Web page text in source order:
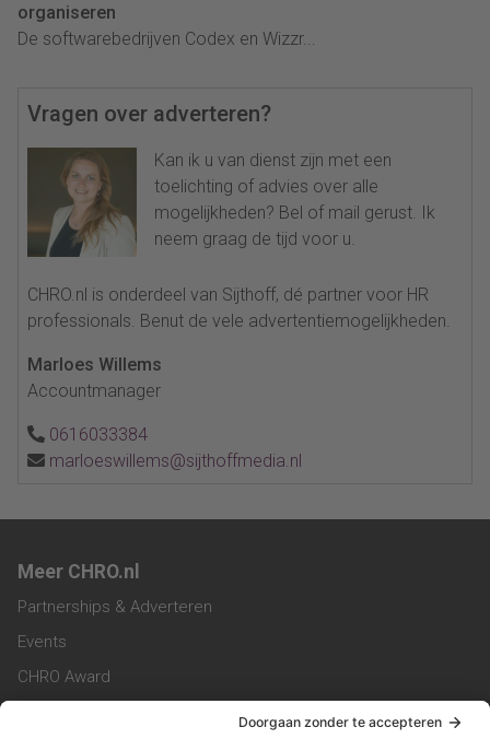
organiseren
De softwarebedrijven Codex en Wizzr...
Vragen over adverteren?
Kan ik u van dienst zijn met een
toelichting of advies over alle
mogelijkheden? Bel of mail gerust. Ik
neem graag de tijd voor u.
CHRO.nl is onderdeel van Sijthoff, dé partner voor HR
professionals. Benut de vele advertentiemogelijkheden.
Marloes Willems
Accountmanager
0616033384
marloeswillems@sijthoffmedia.nl
Meer CHRO.nl
Partnerships & Adverteren
Events
CHRO Award